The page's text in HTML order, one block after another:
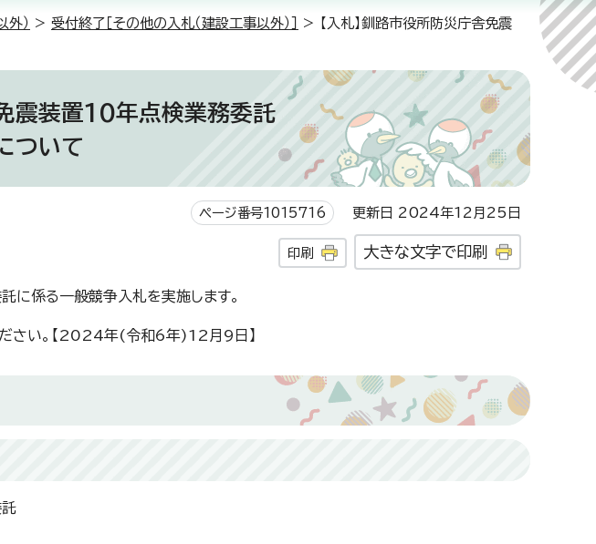
外） > 受付終了［その他の入札（建設工事以外）］
> 【入札】釧路市役所防災庁舎免震
震装置10年点検業務委託
ついて
ページ番号1015716 更新日 2024年12月25日
印刷 大きな文字で印刷
係る一般競争入札を実施します。
さい。【2024年(令和6年)12月9日】